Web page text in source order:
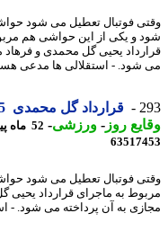
فوتبال تعطیل می شود حواشی
و یکی از این حواشی هم مربوط
یحیی گل محمدی و فرهاد
- استقلالی ها مدعی هستند
قرارداد گل محمدی 2٫5 برابر مجیدی ؟!
روز -ورزشی-52 ماه پیش - سه شنبه 6 اردیبهشت 1401، 14:27
فوتبال تعطیل می شود حواشی
به ماجرای قرارداد یحیی گل
به آن پرداخته می شود. -